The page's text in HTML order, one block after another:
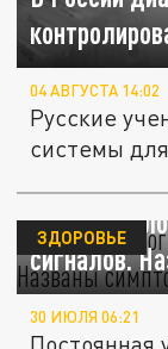
04 АВГУСТА 14:02
Русские
системы
сигналов.
ЗДОРОВЬЕ
30 ИЮЛЯ 06:21